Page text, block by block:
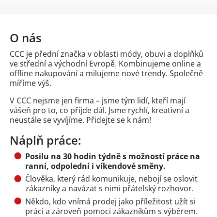
O nás
CCC je přední značka v oblasti módy, obuvi a doplňků
ve střední a východní Evropě. Kombinujeme online a
offline nakupování a milujeme nové trendy. Společně
míříme výš.
V CCC nejsme jen firma – jsme tým lidí, kteří mají
vášeň pro to, co přijde dál. Jsme rychlí, kreativní a
neustále se vyvíjíme. Přidejte se k nám!
Náplň práce:
Posilu na 30 hodin týdně s možností práce na
ranní, odpolední i víkendové směny.
Člověka, který rád komunikuje, nebojí se oslovit
zákazníky a navázat s nimi přátelský rozhovor.
Někdo, kdo vnímá prodej jako příležitost užít si
práci a zároveň pomoci zákazníkům s výběrem.